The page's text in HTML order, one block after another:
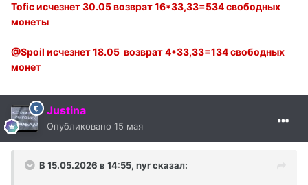
Tofic исчезнет 30.05 возврат 16*33,33=534 свободных
монеты
@Spoil исчезнет 18.05 возврат 4*33,33=134 свободных
монет
Justina
Опубликовано 15 мая
В 15.05.2026 в 14:55, nyrсказал: